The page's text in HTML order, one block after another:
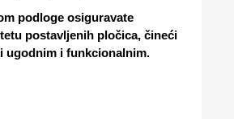
podloge osiguravate
postavljenih pločica, čineći
ugodnim i funkcionalnim.